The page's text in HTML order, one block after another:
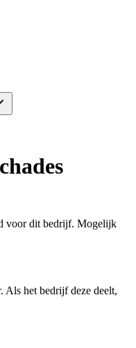
voor dit bedrijf. Mogelijk
Als het bedrijf deze deelt,